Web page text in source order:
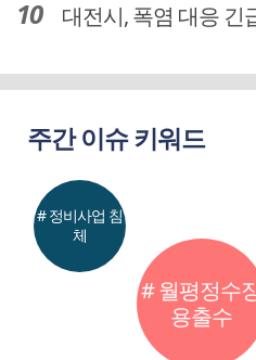
대전시, 폭염 대응 긴
주간 이슈 키워드
# 월평정수
용출수
# 정비사업 침
체